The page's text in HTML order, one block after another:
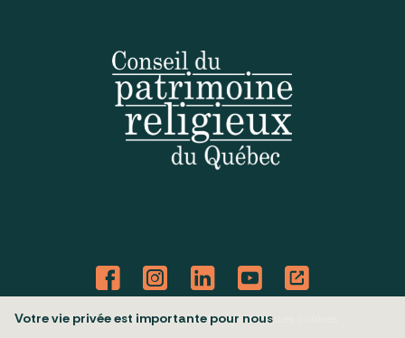
Politique de confidentialité Mes préférences cookies
Votre vie privée est importante pour nous